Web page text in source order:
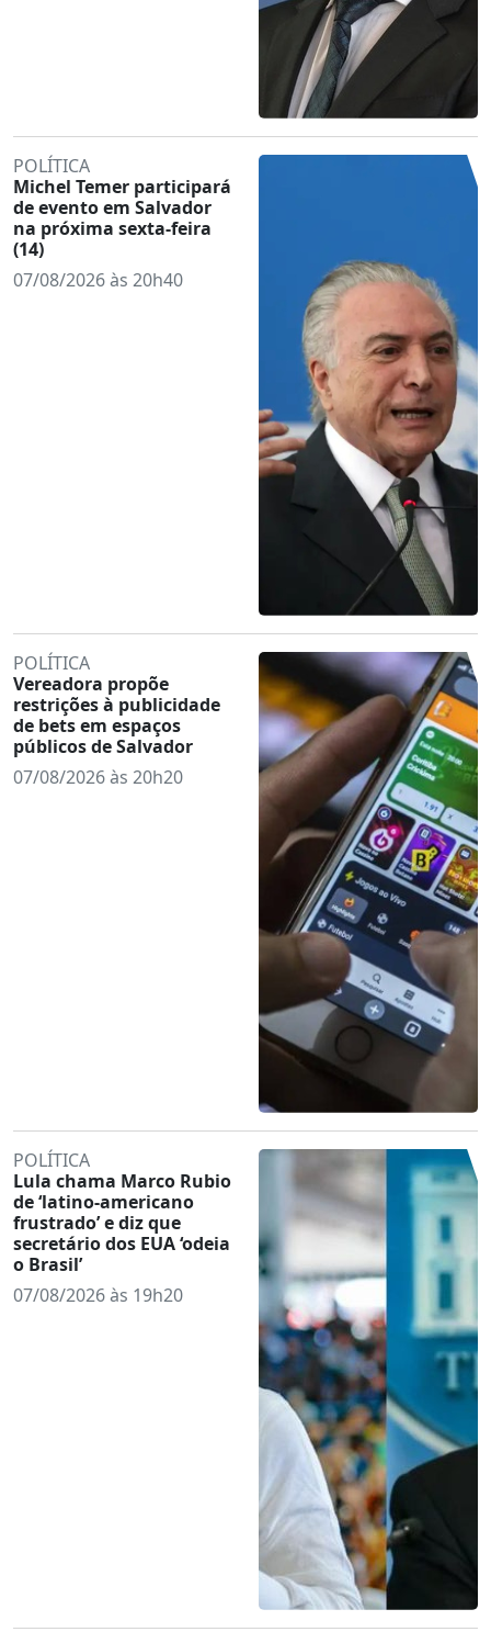
POLÍTICA
Michel Temer participará
de evento em Salvador
na próxima sexta-feira
(14)
07/08/2026 às 20h40
POLÍTICA
Vereadora propõe
restrições à publicidade
de bets em espaços
públicos de Salvador
07/08/2026 às 20h20
POLÍTICA
Lula chama Marco Rubio
de ‘latino-americano
frustrado’ e diz que
secretário dos EUA ‘odeia
o Brasil’
07/08/2026 às 19h20